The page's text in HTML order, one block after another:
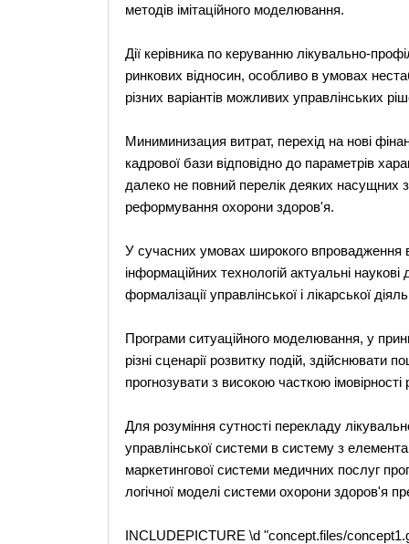
методів імітаційного моделювання.
Дії керівника по керуванню лікувально-
ринкових відносин, особливо в умовах
різних варіантів можливих управлінських
Миниминизация витрат, перехід на нові
кадрової бази відповідно до параметрів
далеко не повний перелік деяких насущних
реформування охорони здоров'я.
У сучасних умовах широкого впровадження
інформаційних технологій актуальні
формалізації управлінської і лікарської
Програми ситуаційного моделювання, у
різні сценарії розвитку подій,
прогнозувати з високою часткою
Для розуміння сутності перекладу
управлінської системи в систему з
маркетингової системи медичних послуг
логічної моделі системи охорони здоров'я
INCLUDEPICTURE \d "concept.files/